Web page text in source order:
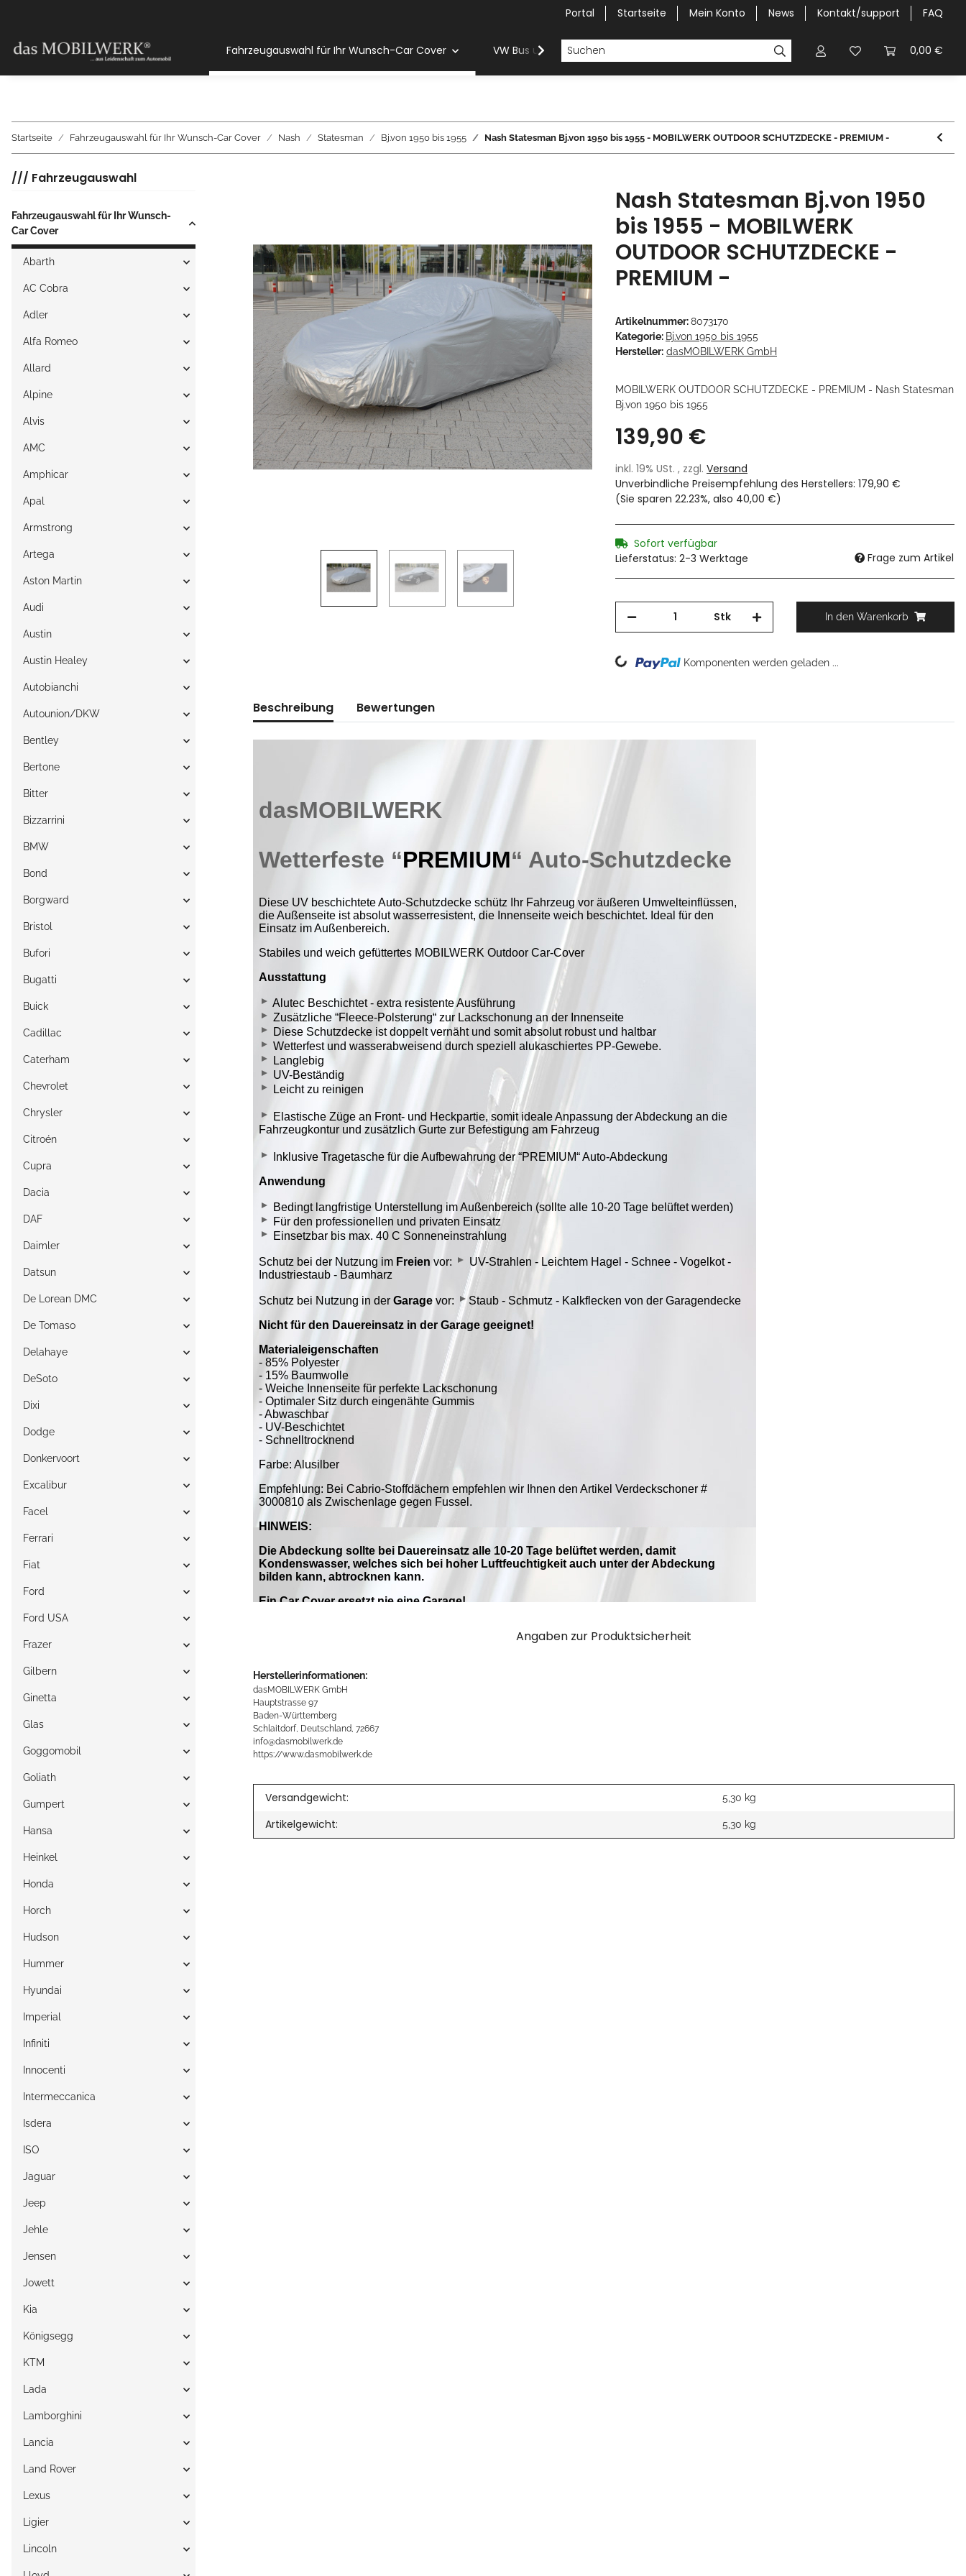
Portal Startseite Mein Konto News Kontakt/support FAQ
0,00 €
Fahrzeugauswahl für Ihr Wunsch-Car Cover VW Bus und Van Car Cover Halbgaragen / Kapuzen nach
Startseite Fahrzeugauswahl für Ihr Wunsch-Car Cover Nash Statesman Bj.von 1950 bis 1955 Nash Statesman Bj.von 1950 bis 1955 - MOBILWERK OUTDOOR SCHUTZDECKE - PREMIUM -
Nash Statesman Bj.von 1950
bis 1955 - MOBILWERK
OUTDOOR SCHUTZDECKE -
PREMIUM -
Artikelnummer:8073170
Kategorie: Bj.von 1950 bis 1955
Hersteller: dasMOBILWERK GmbH
MOBILWERK OUTDOOR SCHUTZDECKE - PREMIUM - Nash Statesman
Bj.von 1950 bis 1955
139,90 €
inkl. 19% USt. , zzgl. Versand
Unverbindliche Preisempfehlung des Herstellers: 179,90 €
(Sie sparen 22.23%, also 40,00 €)
Sofort verfügbar
Lieferstatus: 2-3 Werktage
Frage zum Artikel
Stk In den Warenkorb
Loading... Komponenten werden geladen ...
Beschreibung Bewertungen
Angaben zur Produktsicherheit
Herstellerinformationen:
dasMOBILWERK GmbH
Hauptstrasse 97
Baden-Württemberg
Schlaitdorf, Deutschland, 72667
info@dasmobilwerk.de
https://www.dasmobilwerk.de
Versandgewicht: 5,30 kg
Artikelgewicht: 5,30 kg
/// Fahrzeugauswahl
Fahrzeugauswahl für Ihr Wunsch-
Car Cover
Abarth
AC Cobra
Adler
Alfa Romeo
Allard
Alpine
Alvis
AMC
Amphicar
Apal
Armstrong
Artega
Aston Martin
Audi
Austin
Austin Healey
Autobianchi
Autounion/DKW
Bentley
Bertone
Bitter
Bizzarrini
BMW
Bond
Borgward
Bristol
Bufori
Bugatti
Buick
Cadillac
Caterham
Chevrolet
Chrysler
Citroén
Cupra
Dacia
DAF
Daimler
Datsun
De Lorean DMC
De Tomaso
Delahaye
DeSoto
Dixi
Dodge
Donkervoort
Excalibur
Facel
Ferrari
Fiat
Ford
Ford USA
Frazer
Gilbern
Ginetta
Glas
Goggomobil
Goliath
Gumpert
Hansa
Heinkel
Honda
Horch
Hudson
Hummer
Hyundai
Imperial
Infiniti
Innocenti
Intermeccanica
Isdera
ISO
Jaguar
Jeep
Jehle
Jensen
Jowett
Kia
Königsegg
KTM
Lada
Lamborghini
Lancia
Land Rover
Lexus
Ligier
Lincoln